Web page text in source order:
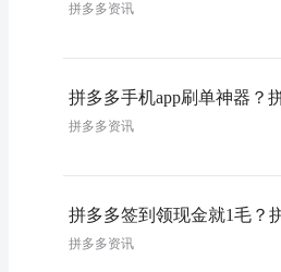
拼多多资讯
拼多多手机app刷单神器？
拼多多资讯
拼多多签到领现金就1毛？
拼多多资讯